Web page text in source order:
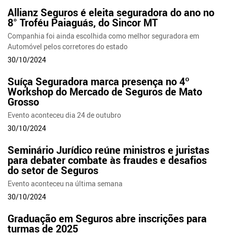
Allianz Seguros é eleita seguradora do ano no
8° Troféu Paiaguás, do Sincor MT
Companhia foi ainda escolhida como melhor seguradora em
Automóvel pelos corretores do estado
30/10/2024
Suíça Seguradora marca presença no 4º
Workshop do Mercado de Seguros de Mato
Grosso
Evento aconteceu dia 24 de outubro
30/10/2024
Seminário Jurídico reúne ministros e juristas
para debater combate às fraudes e desafios
do setor de Seguros
Evento aconteceu na última semana
30/10/2024
Graduação em Seguros abre inscrições para
turmas de 2025